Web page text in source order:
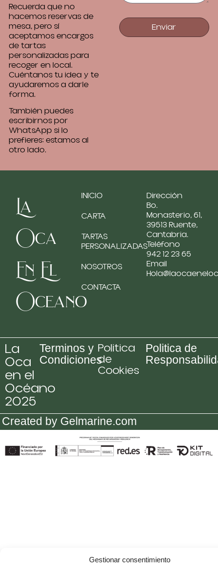
Gestionar consentimiento
Recuerda que no
hacemos reservas de
mesa, pero sí
aceptamos encargos
de tartas
personalizadas para
recoger en local.
Cuéntanos tu idea y te
ayudaremos a darle
forma.
También puedes
escribirnos por
WhatsApp si lo
prefieres: estamos al
otro lado.
Enviar
La
Oca
En El
Oceano
INICIO
CARTA
TARTAS
PERSONALIZADAS
NOSOTROS
CONTACTA
Dirección
Bo.
Monasterio, 61,
39513 Ruente,
Cantabria.
Teléfono
942 12 23 65
Email
La
Oca
en el
Océano
2025
Terminos y
Condiciones
Politica
de
Cookies
Politica de
Created by Gelmarine.com